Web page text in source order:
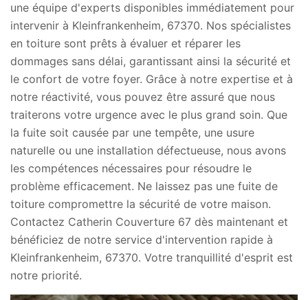
une équipe d'experts disponibles immédiatement pour
intervenir à Kleinfrankenheim, 67370. Nos spécialistes
en toiture sont prêts à évaluer et réparer les
dommages sans délai, garantissant ainsi la sécurité et
le confort de votre foyer. Grâce à notre expertise et à
notre réactivité, vous pouvez être assuré que nous
traiterons votre urgence avec le plus grand soin. Que
la fuite soit causée par une tempête, une usure
naturelle ou une installation défectueuse, nous avons
les compétences nécessaires pour résoudre le
problème efficacement. Ne laissez pas une fuite de
toiture compromettre la sécurité de votre maison.
Contactez Catherin Couverture 67 dès maintenant et
bénéficiez de notre service d'intervention rapide à
Kleinfrankenheim, 67370. Votre tranquillité d'esprit est
notre priorité.